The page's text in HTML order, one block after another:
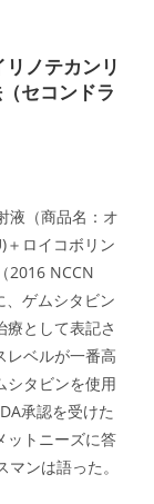
ノテカンリ
セコンドラ
液（商品名：オ
ロイコボリン
2016 NCCN
ゲムシタビン
として表記さ
レベルが一番高
シタビンを使用
承認を受けた
ットニーズに答
ンは語った。